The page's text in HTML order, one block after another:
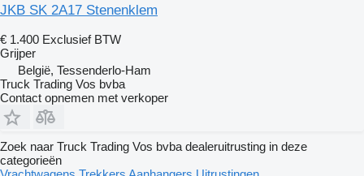
JKB SK 2A17 Stenenklem
€ 1.400 Exclusief BTW
Grijper
België, Tessenderlo-Ham
Truck Trading Vos bvba
Contact opnemen met verkoper
Zoek naar Truck Trading Vos bvba dealeruitrusting in deze
categorieën